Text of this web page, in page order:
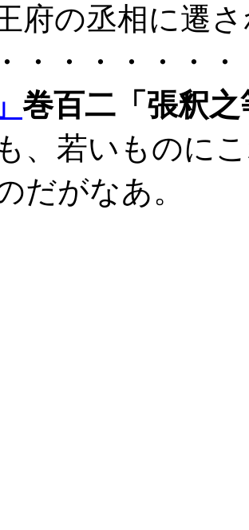
府の丞相に遷
・・・・・・
巻百二「張釈
、若いものに
だがなあ。